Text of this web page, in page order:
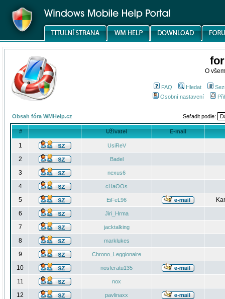
O
FAQ Hledat
Osobní nastavení
Obsah fóra WMHelp.cz Seřadit podle:
# Uživatel E-mail
1 UsiReV
2 Badel
3 nexus6
4 cHaOOs
5 EiFeL96
6
Jiri_Hrma
7 jacktalking
8 marklukes
9 Chrono_Leggionaire
10 nosferatu135
11 nox
12 pavlinaxx